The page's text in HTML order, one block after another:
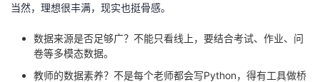
当然，理想很丰满，现实也挺骨感。
数据来源是否足够广？不能只看线上，要结合考试、作业、问
卷等多模态数据。
教师的数据素养？不是每个老师都会写Python，得有工具做桥